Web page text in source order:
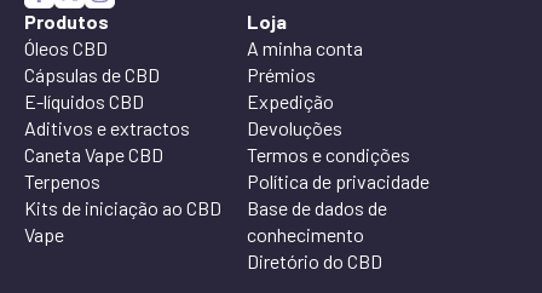
Produtos
Óleos CBD
Cápsulas de CBD
E-líquidos CBD
Aditivos e extractos
Caneta Vape CBD
Terpenos
Kits de iniciação ao CBD
Vape
Loja
A minha conta
Prémios
Expedição
Devoluções
Termos e condições
Política de privacidade
Base de dados de
conhecimento
Diretório do CBD